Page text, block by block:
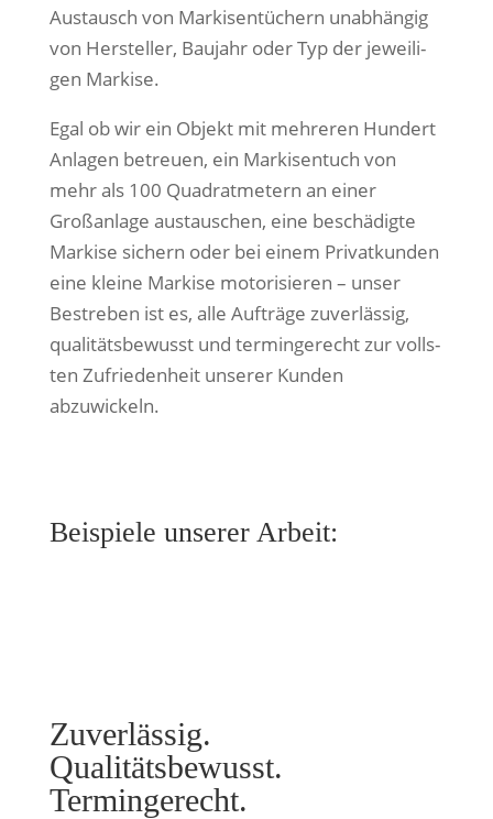
Austausch von Markisentüchern unab­hän­gig
von Hersteller, Baujahr oder Typ der jewei­li­
gen Markise.
Egal ob wir ein Objekt mit meh­re­ren Hundert
Anlagen betreuen, ein Markisentuch von
mehr als 100 Quadratmetern an einer
Großanlage aus­tau­schen, eine beschä­digte
Markise sichern oder bei einem Privatkunden
eine kleine Markise moto­ri­sie­ren – unser
Bestreben ist es, alle Aufträge zuver­läs­sig,
qua­li­täts­be­wusst und ter­min­ge­recht zur volls­
ten Zufriedenheit unse­rer Kunden
abzuwickeln.
Beispiele unse­rer Arbeit:
Zuverlässig.
Qualitätsbewusst.
Termingerecht.